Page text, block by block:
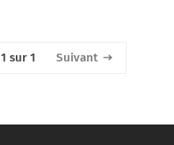
sur 1 Suivant